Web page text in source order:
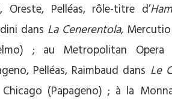
Oreste, Pelléas, rôle-titre d’
dans La Cenerentola,
; au Metropolitan
Pelléas, Raimbaud dans Le
(Papageno) ; à la